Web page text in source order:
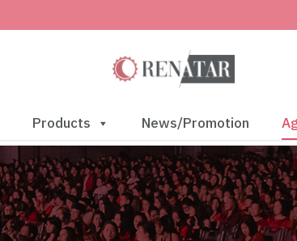
Products News/Promotion